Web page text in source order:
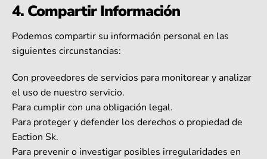
4. Compartir Información
Podemos compartir su información personal en las
siguientes circunstancias:
Con proveedores de servicios para monitorear y analizar
el uso de nuestro servicio.
Para cumplir con una obligación legal.
Para proteger y defender los derechos o propiedad de
Eaction Sk.
Para prevenir o investigar posibles irregularidades en